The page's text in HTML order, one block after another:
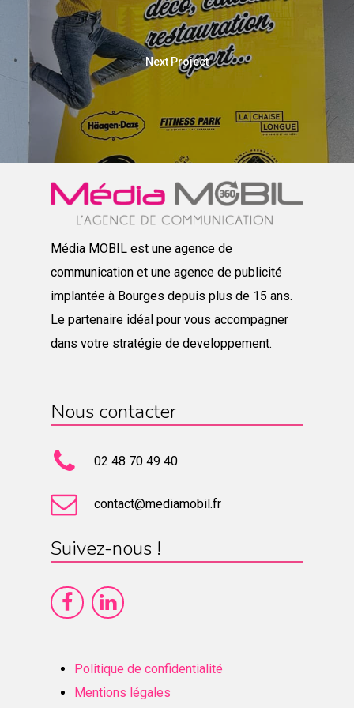
Next Project
Média MOBIL est une agence de
communication et une agence de publicité
implantée à Bourges depuis plus de 15 ans.
Le partenaire idéal pour vous accompagner
dans votre stratégie de developpement.
Nous contacter
02 48 70 49 40
contact@mediamobil.fr
Suivez-nous !
Politique de confidentialité
Mentions légales